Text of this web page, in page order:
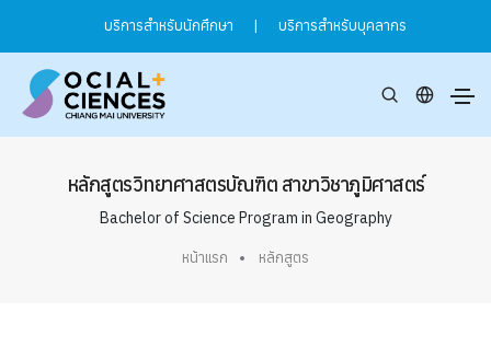
บริการสำหรับนักศึกษา | บริการสำหรับบุคลากร
หลักสูตรวิทยาศาสตรบัณฑิต สาขาวิชาภูมิศาสตร์
Bachelor of Science Program in Geography
หน้าแรก หลักสูตร